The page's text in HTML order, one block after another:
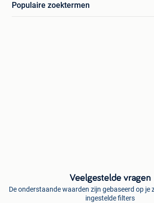
Populaire zoektermen
Veelgestelde vragen
De onderstaande waarden zijn gebaseerd op je
ingestelde filters